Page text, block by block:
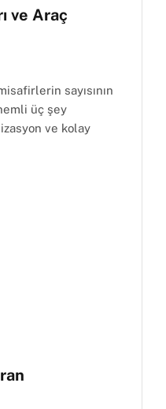
ve Araç
sayısının
üç şey
ve kolay